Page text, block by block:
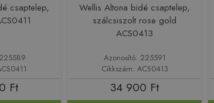
csaptelep,
Ft
Wellis Altona bidé csaptelep,
szálcsiszolt rose gold
ACS0413
Azonosító: 225591
Cikkszám: ACS0413
34 900 Ft